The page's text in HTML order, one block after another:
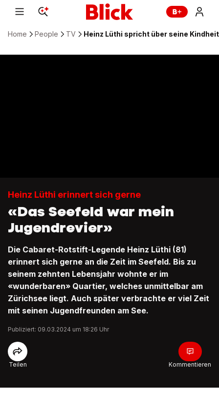
Home People TV Heinz Lüthi spricht über seine
Heinz Lüthi erinnert sich gerne
«Das Seefeld war mein
Jugendrevier»
Die Cabaret-Rotstift-Legende Heinz Lüthi (81)
erinnert sich gerne an die Zeit im Seefeld. Bis zu
seinem zehnten Lebensjahr wohnte er im
«wunderbaren» Quartier, welches unmittelbar am
Zürichsee liegt. Auch später verbrachte er viel Zeit
mit seinen Jugendfreunden am See.
Publiziert: 09.03.2024 um 18:26 Uhr
Teilen Kommentieren